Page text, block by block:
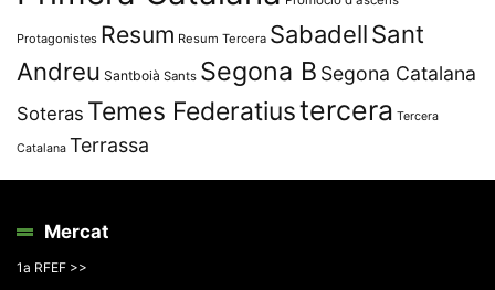
Protagonistes Resum Resum Tercera SabadellSant
Andreu Santboià Sants Segona B Segona Catalana
Soteras Temes Federatiustercera Tercera
Catalana Terrassa
Mercat
1a RFEF >>